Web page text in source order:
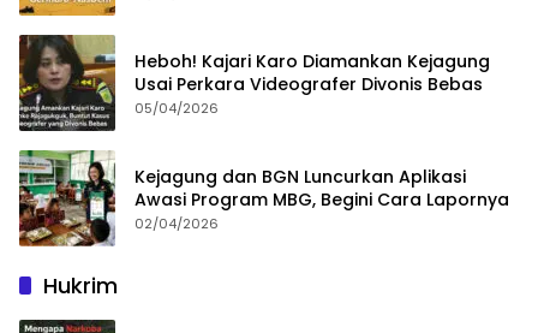
Heboh! Kajari Karo Diamankan Kejagung
Usai Perkara Videografer Divonis Bebas
05/04/2026
Kejagung dan BGN Luncurkan Aplikasi
Awasi Program MBG, Begini Cara Lapornya
02/04/2026
Hukrim